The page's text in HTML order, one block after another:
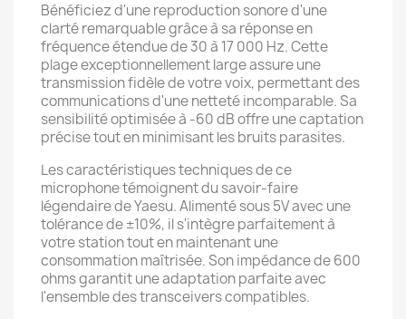
Bénéficiez d'une reproduction sonore d'une
clarté remarquable grâce à sa réponse en
fréquence étendue de 30 à 17 000 Hz. Cette
plage exceptionnellement large assure une
transmission fidèle de votre voix, permettant des
communications d'une netteté incomparable. Sa
sensibilité optimisée à -60 dB offre une captation
précise tout en minimisant les bruits parasites.
Les caractéristiques techniques de ce
microphone témoignent du savoir-faire
légendaire de Yaesu. Alimenté sous 5V avec une
tolérance de ±10%, il s'intègre parfaitement à
votre station tout en maintenant une
consommation maîtrisée. Son impédance de 600
ohms garantit une adaptation parfaite avec
l'ensemble des transceivers compatibles.